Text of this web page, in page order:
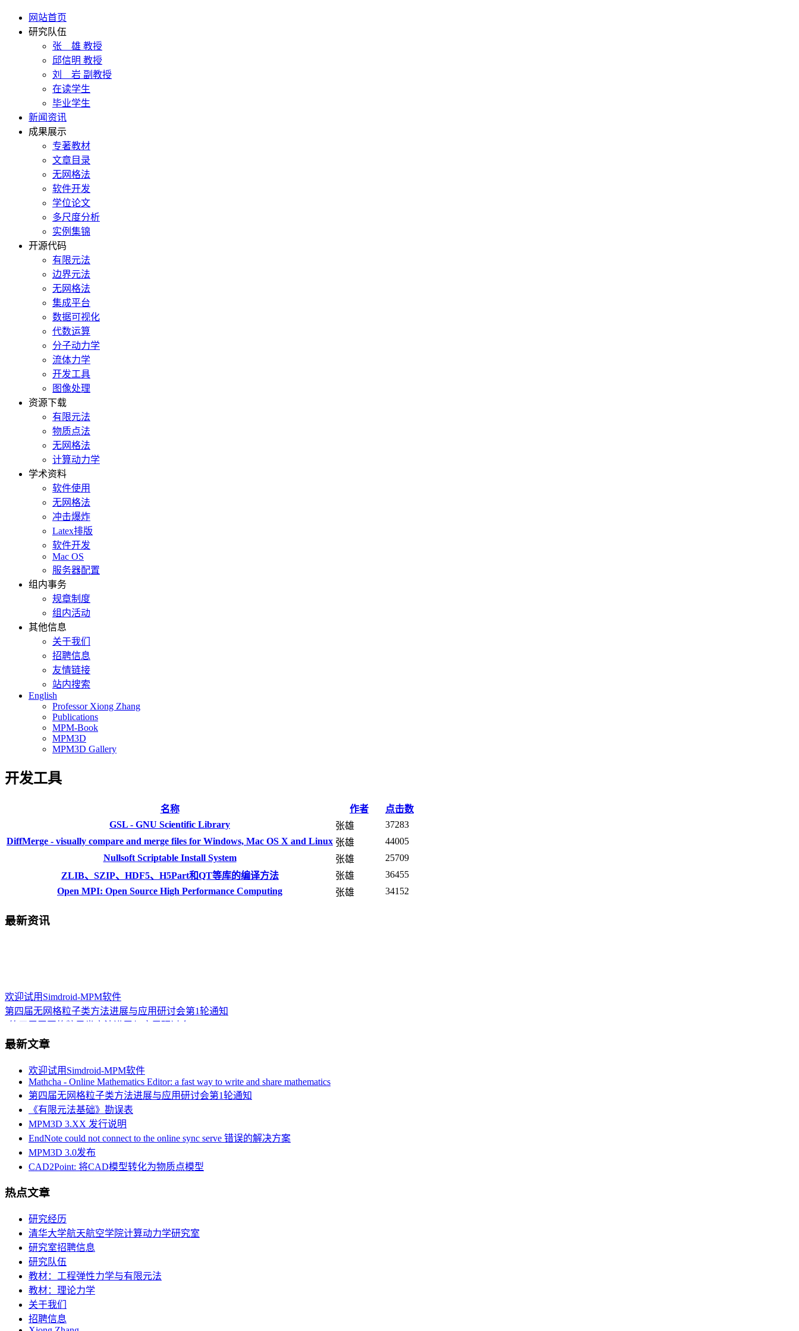
网站首页
研究队伍
张 雄 教授
邱信明 教授
刘 岩 副教授
在读学生
毕业学生
新闻资讯
成果展示
专著教材
文章目录
无网格法
软件开发
学位论文
多尺度分析
实例集锦
开源代码
有限元法
边界元法
无网格法
集成平台
数据可视化
代数运算
分子动力学
流体力学
开发工具
图像处理
资源下载
有限元法
物质点法
无网格法
计算动力学
学术资料
软件使用
无网格法
冲击爆炸
Latex排版
软件开发
Mac OS
服务器配置
组内事务
规章制度
组内活动
其他信息
关于我们
招聘信息
友情链接
站内搜索
English
Professor Xiong Zhang
Publications
MPM-Book
MPM3D
MPM3D Gallery
开发工具
名称 作者
点击数
GSL - GNU Scientific Library
张雄
37283
DiffMerge - visually compare and merge files for Windows, Mac OS X and Linux 张雄
44005
Nullsoft Scriptable Install System
张雄
25709
ZLIB、SZIP、HDF5、H5Part和QT等库的编译方法
张雄
36455
Open MPI: Open Source High Performance Computing
张雄 34152
最新资讯
欢迎试用Simdroid-MPM软件
第四届无网格粒子类方法进展与应用研讨会第1轮通知
“第三届无网格粒子类方法进展与应用研讨会”
这门“硬课”，清华这么教！
本站部分页面出现502错误的解决办法
本站部分资源下载链接问题
中科院力学所博士后/研究助理招聘（计算固体力学方向）
WCCM 2020 MS257: Model-based simulations of structural responses under extreme loading conditions
Symposium on Numerical Methods and Applications at Varied Length Scale at IRF 2020
最新文章
欢迎试用Simdroid-MPM软件
Mathcha - Online Mathematics Editor: a fast way to write and share mathematics
第四届无网格粒子类方法进展与应用研讨会第1轮通知
《有限元法基础》勘误表
MPM3D 3.XX 发行说明
EndNote could not connect to the online sync serve 错误的解决方案
MPM3D 3.0发布
CAD2Point: 将CAD模型转化为物质点模型
热点文章
研究经历
清华大学航天航空学院计算动力学研究室
研究室招聘信息
研究队伍
教材：工程弹性力学与有限元法
教材：理论力学
关于我们
招聘信息